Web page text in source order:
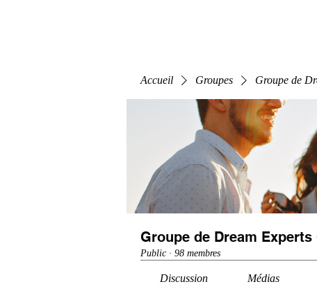
Accueil Groupes Groupe de
Groupe de Dream Experts
Public · 98 membres
Discussion Médias